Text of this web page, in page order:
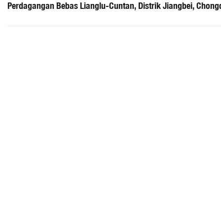
Perdagangan Bebas Lianglu-Cuntan, Distrik Jiangbei,